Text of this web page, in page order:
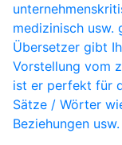
medizinisch usw.
Übersetzer gibt
Vorstellung vom
ist er perfekt für
Sätze / Wörter
Beziehungen usw.